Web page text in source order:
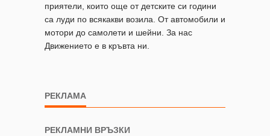
приятели, които още от детските си години
са луди по всякакви возила. От автомобили и
мотори до самолети и шейни. За нас
Движението е в кръвта ни.
РЕКЛАМА
РЕКЛАМНИ ВРЪЗКИ